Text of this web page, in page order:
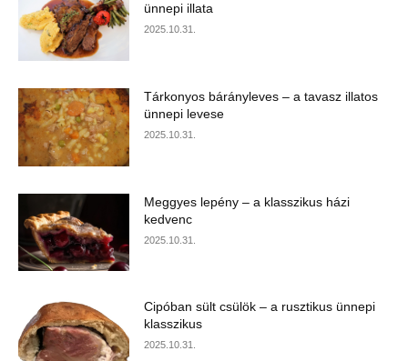
ünnepi illata
2025.10.31.
Tárkonyos bárányleves – a tavasz illatos
ünnepi levese
2025.10.31.
Meggyes lepény – a klasszikus házi
kedvenc
2025.10.31.
Cipóban sült csülök – a rusztikus ünnepi
klasszikus
2025.10.31.